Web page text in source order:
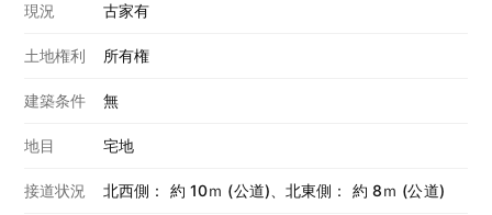
現況 古家有
土地権利 所有権
建築条件 無
地目 宅地
接道状況 北西側： 約 10ｍ (公道)、北東側： 約 8ｍ (公道)